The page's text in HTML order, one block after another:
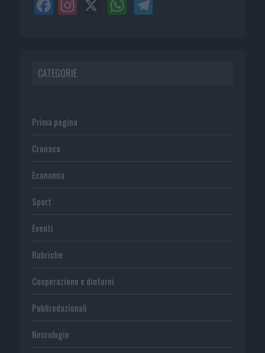
CATEGORIE
Prima pagina
Cronaca
Economia
Sport
Eventi
Rubriche
Cooperazione e dintorni
Publiredazionali
Necrologie